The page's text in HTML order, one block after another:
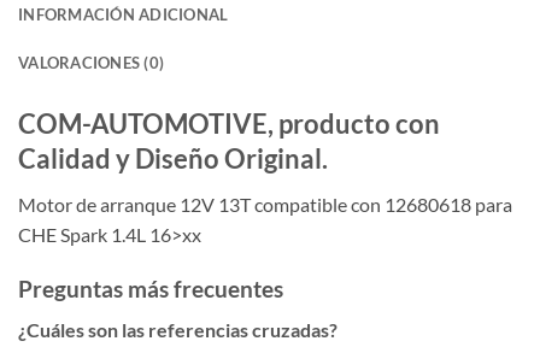
INFORMACIÓN ADICIONAL
VALORACIONES (0)
COM-AUTOMOTIVE, producto con
Calidad y Diseño Original.
Motor de arranque 12V 13T compatible con 12680618 para
CHE Spark 1.4L 16>xx
Preguntas más frecuentes
¿Cuáles son las referencias cruzadas?